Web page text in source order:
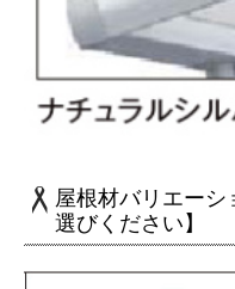
屋根材バリエー
選びください】